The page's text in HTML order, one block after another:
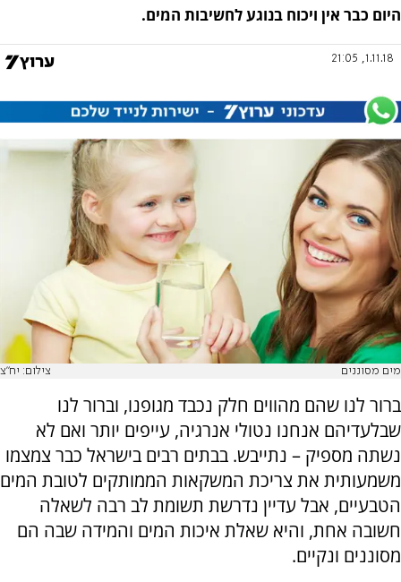
היום כבר אין ויכוח בנוגע לחשיבות המים.
1.11.18, 21:05
מים מסוננים צילום: יח"צ
ברור לנו שהם מהווים חלק נכבד מגופנו, וברור לנו
שבלעדיהם אנחנו נטולי אנרגיה, עייפים יותר ואם לא
נשתה מספיק – נתייבש. בבתים רבים בישראל כבר צמצמו
משמעותית את צריכת המשקאות הממותקים לטובת המים
הטבעיים, אבל עדיין נדרשת תשומת לב רבה לשאלה
חשובה אחת, והיא שאלת איכות המים והמידה שבה הם
מסוננים ונקיים.